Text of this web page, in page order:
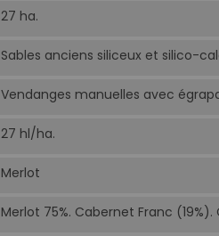
27 ha.
Sables anciens siliceux et silico-
Vendanges manuelles avec
27 hl/ha.
Merlot
Merlot 75%. Cabernet Franc